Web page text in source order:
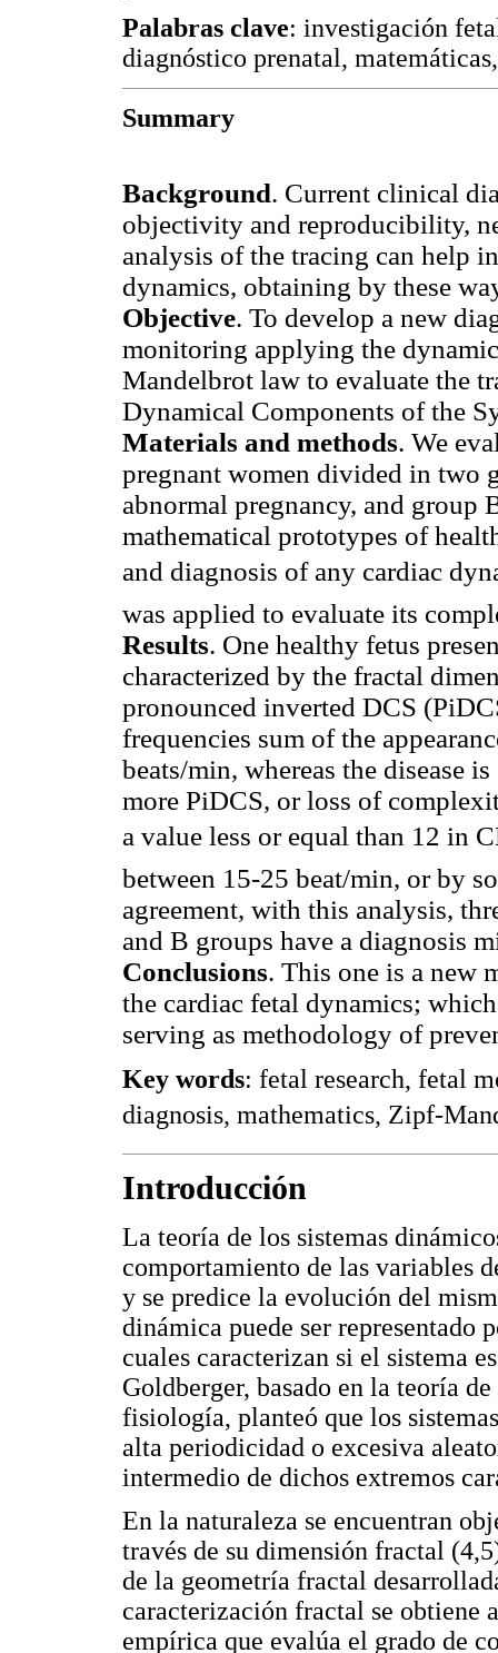
Palabras clave: investigación
diagnóstico prenatal,
Summary
Background. Current clinical
objectivity and reproducibility,
analysis of the tracing can help
dynamics, obtaining by these
Objective. To develop a new
monitoring applying the
Mandelbrot law to evaluate the
Dynamical Components of the
Materials and methods. We
pregnant women divided in two
abnormal pregnancy, and group
mathematical prototypes of
and diagnosis of any cardiac
was applied to evaluate its
Results. One healthy fetus
characterized by the fractal
pronounced inverted DCS
frequencies sum of the
beats/min, whereas the disease
more PiDCS, or loss of
a value less or equal than 12 in
between 15-25 beat/min, or by
agreement, with this analysis,
and B groups have a diagnosis
Conclusions. This one is a new
the cardiac fetal dynamics;
serving as methodology of
Key words: fetal research, fetal
diagnosis, mathematics, Zipf-
Introducción
La teoría de los sistemas
comportamiento de las variables
y se predice la evolución del
dinámica puede ser representado
cuales caracterizan si el sistema
Goldberger, basado en la teoría
fisiología, planteó que los
alta periodicidad o excesiva
intermedio de dichos extremos
En la naturaleza se encuentran
través de su dimensión fractal
de la geometría fractal
caracterización fractal se
empírica que evalúa el grado de